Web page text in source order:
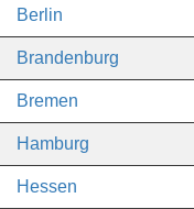
Berlin
Brandenburg
Bremen
Hamburg
Hessen